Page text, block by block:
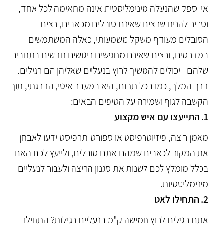
אין ספק שהנעלה מינימליסטית אינה מתאימה לכל אחד,
וסביר להניח שרצים שאינם סובלים מכאבים, רצים
הסובלים מעודף משקל משמעותי, כאלה המשתמשים
במדרסים, ורצים שאינם מחפשים ריגושים חדשים בתחביב
שלהם - יכולים להמשיך לרוץ בנעליים שאליהן הם רגילים.
דרך המלך, כמו בכל תחום, היא במעבר איטי, הדרגתי, תוך
הקשבה לגוף ושמירה על הטיפים הבאים:
1. התייעצו עם איש מקצוע
מאמן ריצה, פיזיוטרפיסט או ספורט-תרפיסט ידעו לאבחן
את המקור לכאבים שמהם אתם סובלים, ולייעץ לכם האם
בכלל מומלץ לכם לשנות את סגנון הריצה ולעבור לנעליים
מינימליסטיות.
2. התחילו לאט
אתם רגילים לרוץ חמישה ק"מ בנעליים רגילות? התחילו